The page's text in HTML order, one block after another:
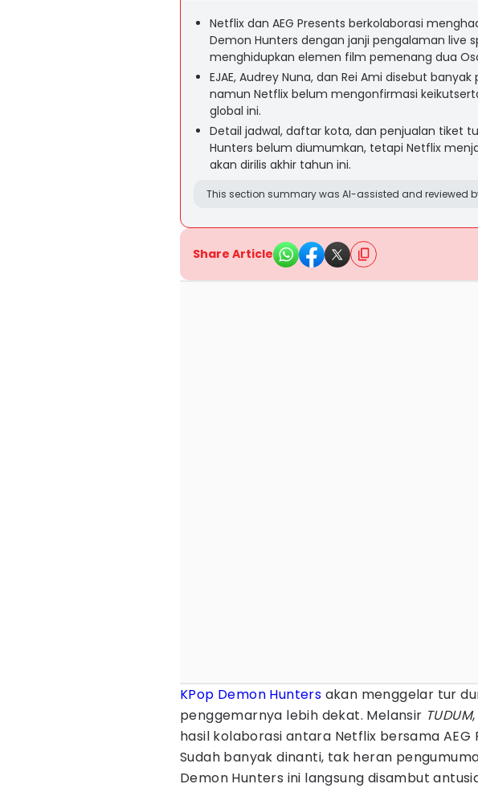
Netflix dan AEG Presents berkolaborasi
Demon Hunters dengan janji pengalaman live
menghidupkan elemen film pemenang dua
EJAE, Audrey Nuna, dan Rei Ami disebut
namun Netflix belum mengonfirmasi
global ini.
Detail jadwal, daftar kota, dan penjualan tiket
Hunters belum diumumkan, tetapi Netflix
akan dirilis akhir tahun ini.
This section summary was AI-assisted and reviewed
Share Article
KPop Demon Hunters akan menggelar tur
penggemarnya lebih dekat. Melansir TUDUM
hasil kolaborasi antara Netflix bersama AEG
Sudah banyak dinanti, tak heran
Demon Hunters ini langsung disambut